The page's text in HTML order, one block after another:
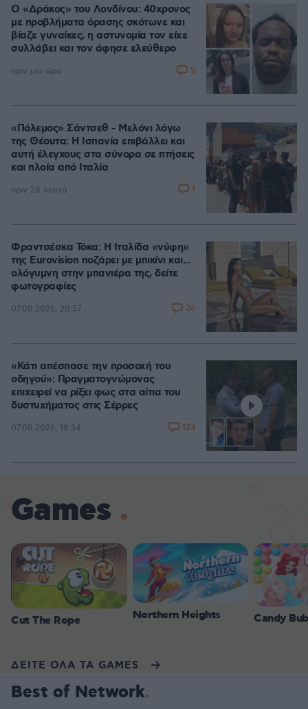
Ο «Δράκος» του Λονδίνου: 40χρονος
με προβλήματα όρασης σκότωνε και
βίαζε γυναίκες, η αστυνομία τον είχε
συλλάβει και τον άφησε ελεύθερο
πριν μία ώρα 5
«Πόλεμος» Σάντσεθ - Μελόνι λόγω
της Θέουτα: Η Ισπανία επιβάλλει και
αυτή έλεγχους στα σύνορα σε πτήσεις
και πλοία από Ιταλία
πριν 28 λεπτά 1
Φραντσέσκα Τόκα: Η Ιταλίδα «νύφη»
της Eurovision ποζάρει με μπικίνι και...
ολόγυμνη στην μπανιέρα της, δείτε
φωτογραφίες
07.08.2026, 20:57 26
«Κάτι απέσπασε την προσοχή του
οδηγού»: Πραγματογνώμονας
επιχειρεί να ρίξει φως στα αίτια του
δυστυχήματος στις Σέρρες
07.08.2026, 18:54 123
Games
Cut The Rope Northern Heights Candy
ΔΕΙΤΕ ΟΛΑ ΤΑ GAMES
Best of Network